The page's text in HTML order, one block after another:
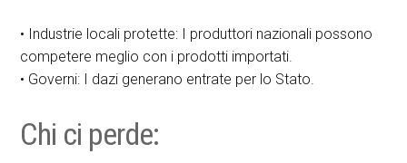
• Industrie locali protette: I produttori nazionali possono
competere meglio con i prodotti importati.
• Governi: I dazi generano entrate per lo Stato.
Chi ci perde: